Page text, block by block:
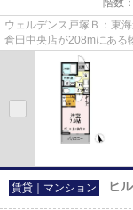
階数
ウェルデンス戸塚Ｂ：東
倉田中央店が208mにある
地の良さも魅力の物件です
賃貸｜マンション ヒ